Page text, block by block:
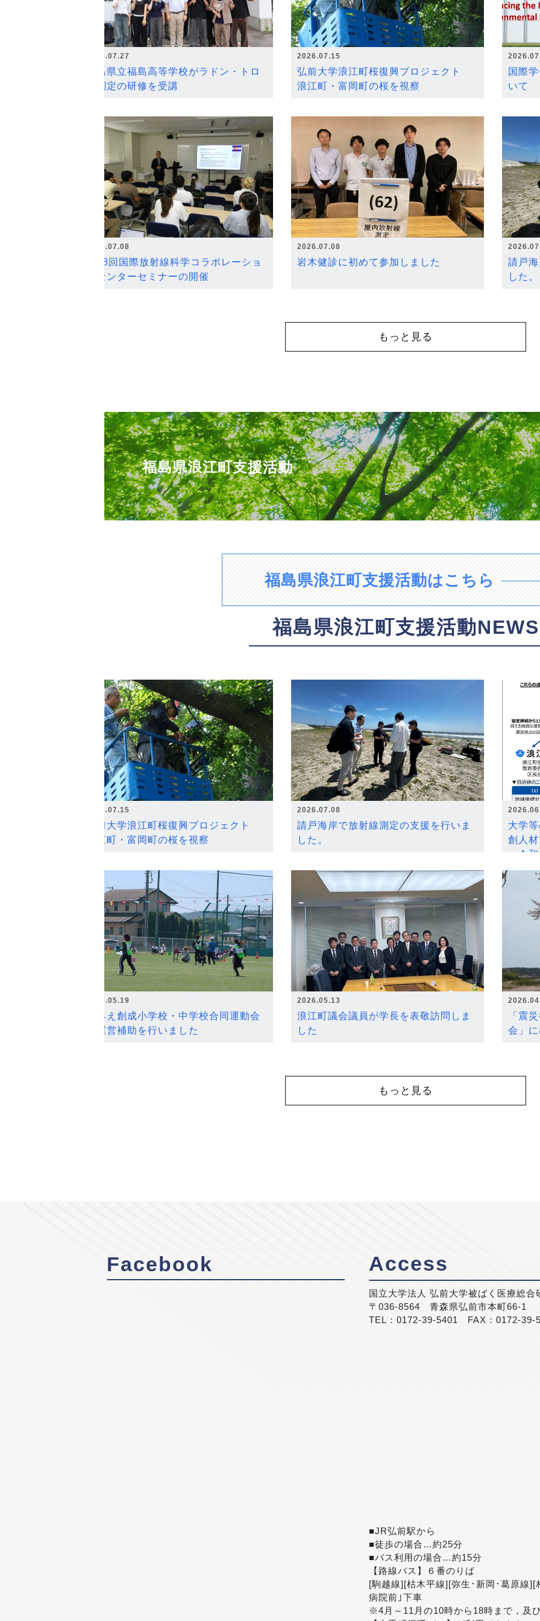
2026.07.27
福島県立福島高等学校がラドン・トロ
ン測定の研修を受講
2026.07.15
弘前大学浪江町桜復興プロジェクト
浪江町・富岡町の桜を視察
国際
いて
2026.07.08
第18回国際放射線科学コラボレーショ
ンセンターセミナーの開催
2026.07.08
岩木健診に初めて参加しました
請戸
した。
もっと見る
福島県浪江町支援活動
福島県浪江町支援活動はこちら
福島県浪江町支援活動NEWS
2026.07.15
弘前大学浪江町桜復興プロジェクト
浪江町・富岡町の桜を視察
2026.07.08
請戸海岸で放射線測定の支援を行いま
した。
大学
創人
～令
2026.05.19
なみえ創成小学校・中学校合同運動会
の運営補助を行いました
2026.05.13
浪江町議会議員が学長を表敬訪問しま
した
「震
会」
もっと見る
Facebook Access
国立大学法人 弘前大学被ばく医療総合
〒036-8564 青森県弘前市本町66-1
TEL：0172-39-5401 FAX：0172-39-
■JR弘前駅から
■徒歩の場合…約25分
■バス利用の場合…約15分
【路線バス】６番のりば
[駒越線][枯木平線][弥生･新岡･葛原線
病院前｣下車
※4月～11月の10時から18時まで，及